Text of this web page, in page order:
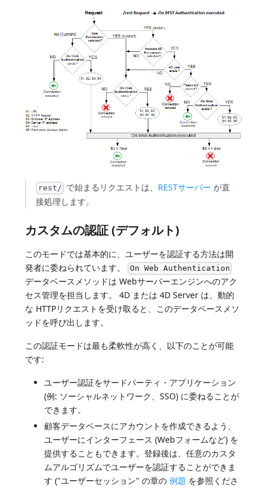
rest/ で始まるリクエストは、 RESTサーバー が直
接処理します。
カスタムの認証 (デフォルト)
このモードでは基本的に、ユーザーを認証する方法は開
発者に委ねられています。 On Web Authentication
データベースメソッドは Webサーバーエンジンへのアク
セス管理を担当します。 4D または 4D Server は、動的
な HTTPリクエストを受け取ると、このデータベースメソ
ッドを呼び出します。
この認証モードは最も柔軟性が高く、以下のことが可能
です:
ユーザー認証をサードパーティ・アプリケーション
(例: ソーシャルネットワーク、SSO) に委ねることが
できます。
顧客データベースにアカウントを作成できるよう、
ユーザーにインターフェース (Webフォームなど) を
提供することもできます。登録後は、任意のカスタ
ムアルゴリズムでユーザーを認証することができま
す ("ユーザーセッション" の章の例題 を参照くださ